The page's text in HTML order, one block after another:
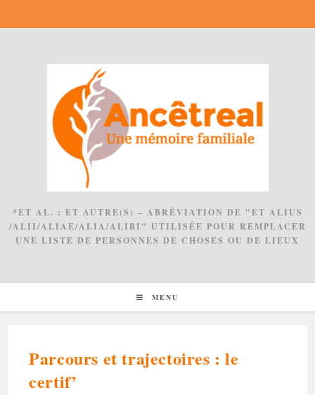
*ET AL. : ET AUTRE(S) – ABRÉVIATION DE "ET ALIUS
/ALII/ALIAE/ALIA/ALIBI" UTILISÉE POUR REMPLACER
UNE LISTE DE PERSONNES DE CHOSES OU DE LIEUX
MENU
Parcours et trajectoires : le
certif’